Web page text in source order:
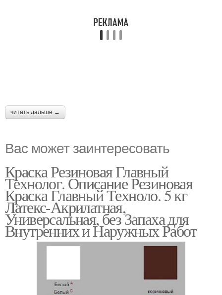
читать дальше →
Вас может заинтересовать
Краска Резиновая Главный
Технолог. Описание Резиновая
Краска Главный Техноло. 5 кг
Латекс-Акрилатная,
Универсальная, без Запаха для
Внутренних и Наружных Работ